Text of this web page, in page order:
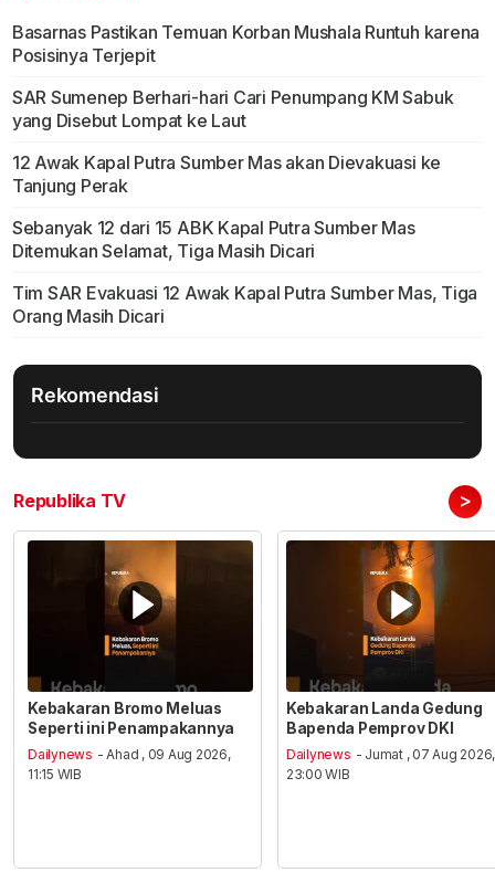
Basarnas Pastikan Temuan Korban Mushala Runtuh karena
Posisinya Terjepit
SAR Sumenep Berhari-hari Cari Penumpang KM Sabuk
yang Disebut Lompat ke Laut
12 Awak Kapal Putra Sumber Mas akan Dievakuasi ke
Tanjung Perak
Sebanyak 12 dari 15 ABK Kapal Putra Sumber Mas
Ditemukan Selamat, Tiga Masih Dicari
Tim SAR Evakuasi 12 Awak Kapal Putra Sumber Mas, Tiga
Orang Masih Dicari
Rekomendasi
Republika TV >
Kebakaran Bromo Meluas
Seperti ini Penampakannya
Dailynews - Ahad , 09 Aug 2026,
11:15 WIB
Kebakaran Landa Gedung
Bapenda Pemprov DKI
Dailynews - Jumat , 07 Aug 2026,
23:00 WIB